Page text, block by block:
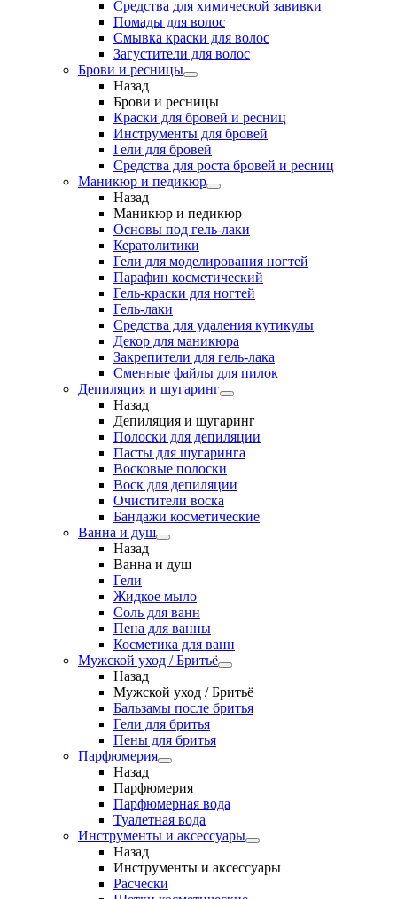
Средства для химической завивки
Помады для волос
Смывка краски для волос
Загустители для волос
Брови и ресницы
Назад
Брови и ресницы
Краски для бровей и ресниц
Инструменты для бровей
Гели для бровей
Средства для роста бровей и ресниц
Маникюр и педикюр
Назад
Маникюр и педикюр
Основы под гель-лаки
Кератолитики
Гели для моделирования ногтей
Парафин косметический
Гель-краски для ногтей
Гель-лаки
Средства для удаления кутикулы
Декор для маникюра
Закрепители для гель-лака
Сменные файлы для пилок
Депиляция и шугаринг
Назад
Депиляция и шугаринг
Полоски для депиляции
Пасты для шугаринга
Восковые полоски
Воск для депиляции
Очистители воска
Бандажи косметические
Ванна и душ
Назад
Ванна и душ
Гели
Жидкое мыло
Соль для ванн
Пена для ванны
Косметика для ванн
Мужской уход / Бритьё
Назад
Мужской уход / Бритьё
Бальзамы после бритья
Гели для бритья
Пены для бритья
Парфюмерия
Назад
Парфюмерия
Парфюмерная вода
Туалетная вода
Инструменты и аксессуары
Назад
Инструменты и аксессуары
Расчески